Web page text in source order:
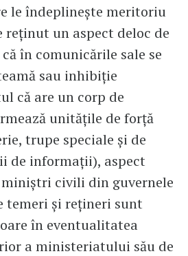
le îndeplinește meritoriu
reținut un aspect deloc de
în comunicările sale se
sau inhibiție
că are un corp de
unitățile de forță
trupe speciale și de
de informații), aspect
civili din guvernele
temeri și rețineri sunt
în eventualitatea
a ministeriatului său de